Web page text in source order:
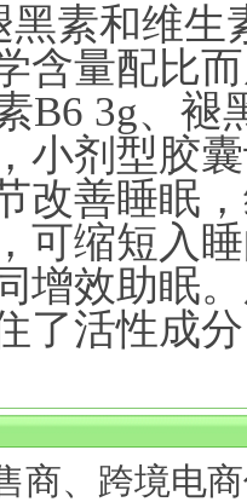
黑素和维生
含量配比
B6 3g、褪
小剂型胶
改善睡眠
可缩短入
增效助眠
了活性成
商、跨境电